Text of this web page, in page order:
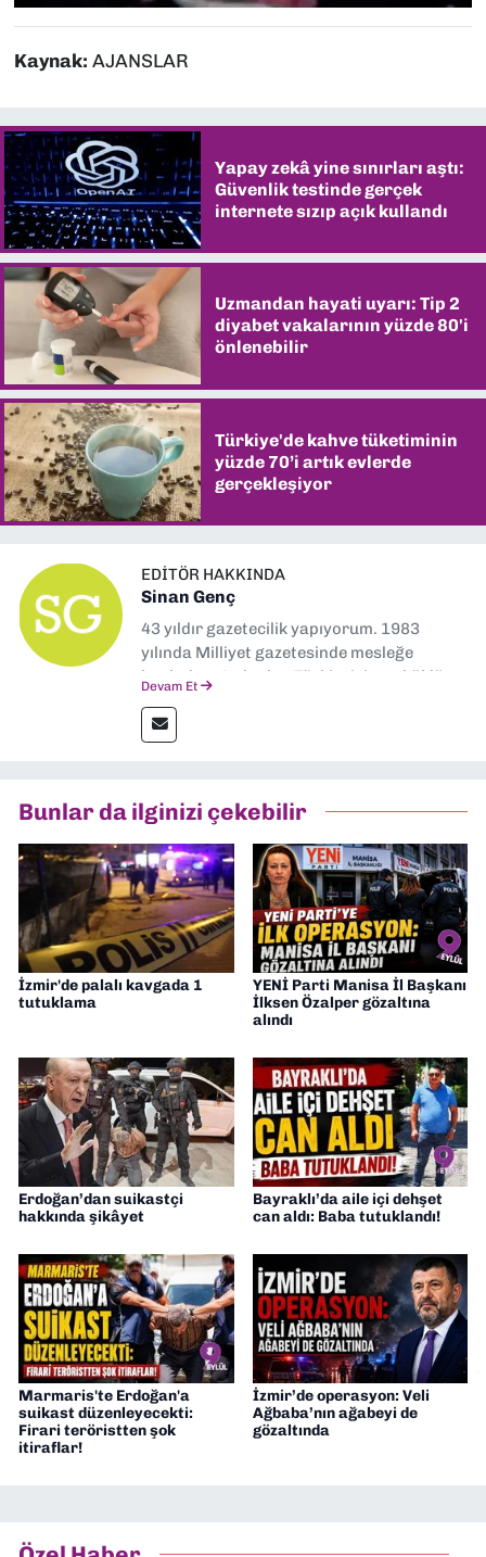
Kaynak: AJANSLAR
Yapay zekâ yine sınırları aştı:
Güvenlik testinde gerçek
internete sızıp açık kullandı
Uzmandan hayati uyarı: Tip 2
diyabet vakalarının yüzde 80'i
önlenebilir
Türkiye'de kahve tüketiminin
yüzde 70’i artık evlerde
gerçekleşiyor
EDITÖR HAKKINDA
Sinan Genç
43 yıldır gazetecilik yapıyorum. 1983
yılında Milliyet gazetesinde mesleğe
başladım. Ardından Türkiye’nin en köklü
muhabir, editör, müdür yardımcısı ve spor
müdürü olarak görev yaptım. Ayrıca Yeni
Gazetesi'nde editörlük yapıyorum
Devam Et
Bunlar da ilginizi çekebilir
İzmir'de palalı kavgada 1
tutuklama
YENİ Parti Manisa İl Başkanı
İlksen Özalper gözaltına
alındı
Erdoğan’dan suikastçi
hakkında şikâyet
Bayraklı’da aile içi dehşet
can aldı: Baba tutuklandı!
Marmaris'te Erdoğan'a
suikast düzenleyecekti:
Firari teröristten şok
itiraflar!
İzmir’de operasyon: Veli
Ağbaba’nın ağabeyi de
gözaltında